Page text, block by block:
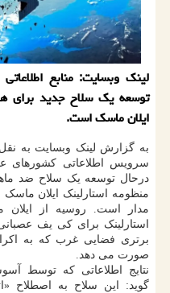
لینک وبسایت: منابع
توسعه یک سلاح جدید برای
ایلان ماسک است.
به گزارش لینک وبسایت به نقل
سرویس اطلاعاتی کشورهای
درحال توسعه یک سلاح ضد
منظومه استارلینک ایلان ماسک
مدار است. روسیه از ایلان
استارلینک برای کی یف
برتری فضایی غرب که به
صورت می دهد.
نتایج اطلاعاتی که توسط
گوید: این سلاح به اصطلاح